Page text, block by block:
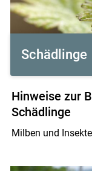
Schädlinge
Hinweise zur
Schädlinge
Milben und